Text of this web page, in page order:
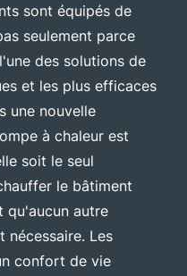
sont équipés de
seulement parce
des solutions de
et les plus efficaces
une nouvelle
à chaleur est
soit le seul
le bâtiment
qu'aucun autre
nécessaire. Les
confort de vie